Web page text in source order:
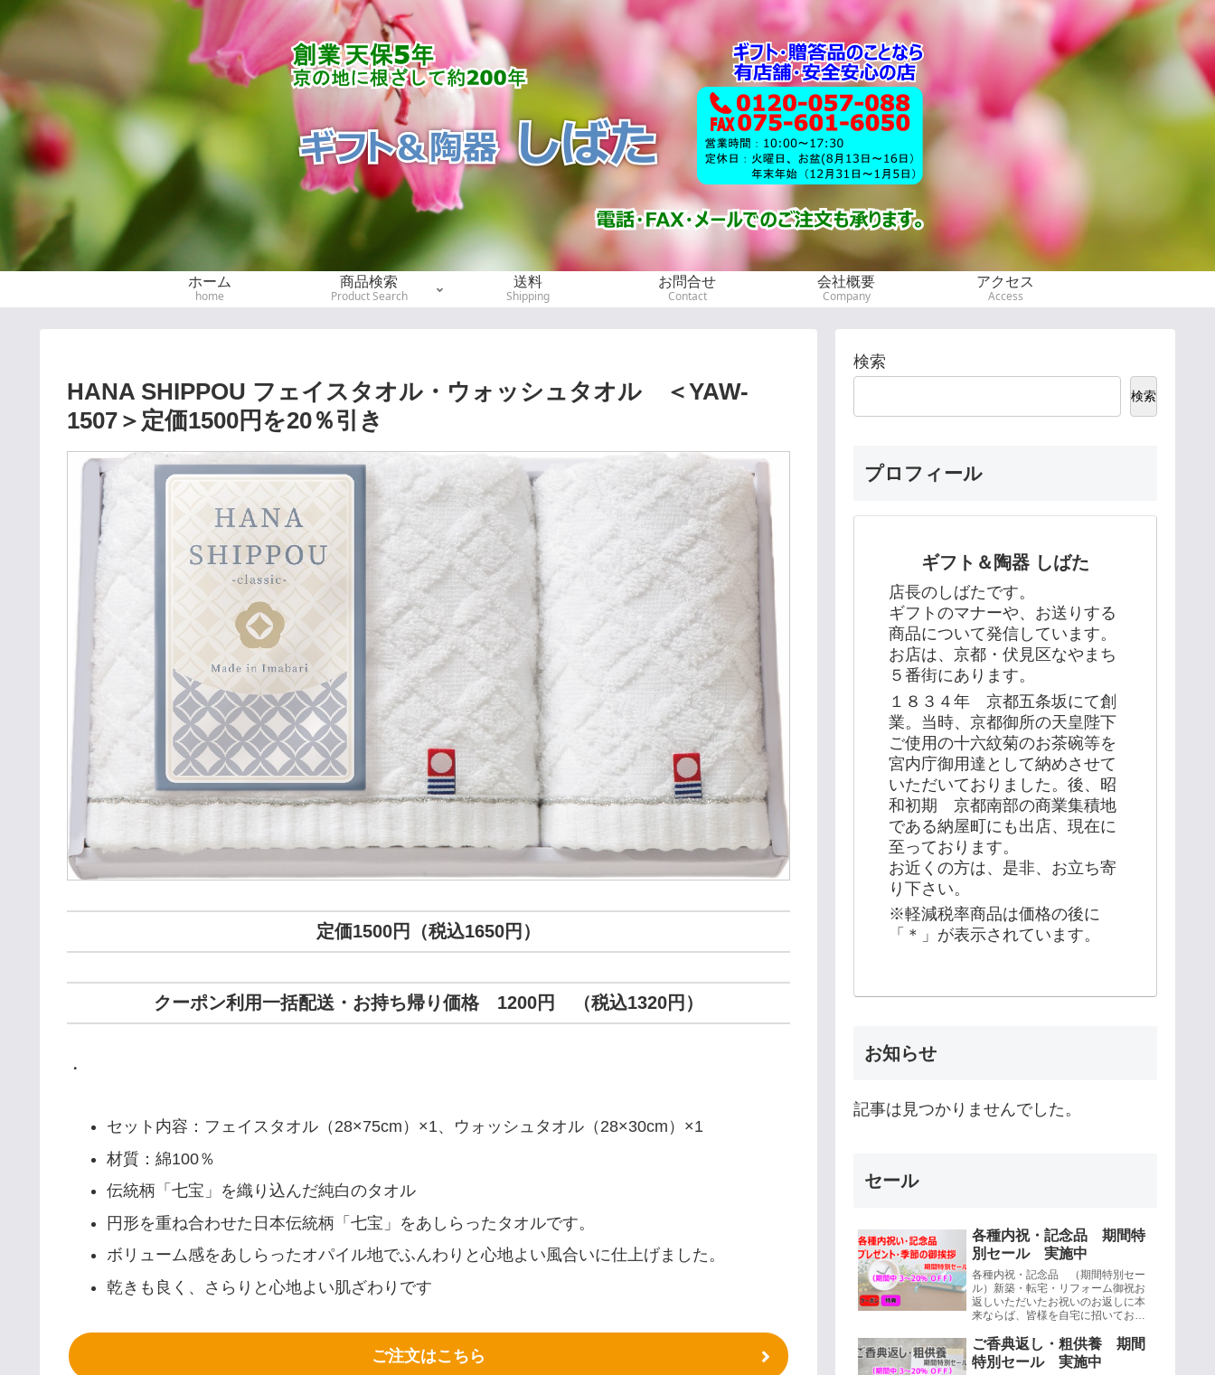
ホーム
home
商品検索
Product Search
送料
Shipping
お問合せ
Contact
会社概要
Company
アクセス
Access
HANA SHIPPOU フェイスタオル・ウォッシュタオル ＜YAW-
1507＞定価1500円を20％引き
定価1500円（税込1650円）
クーポン利用一括配送・お持ち帰り価格 1200円 （税込1320円）
・
セット内容：フェイスタオル（28×75cm）×1、ウォッシュタオル（28×30cm）×1
材質：綿100％
伝統柄「七宝」を織り込んだ純白のタオル
円形を重ね合わせた日本伝統柄「七宝」をあしらったタオルです。
ボリューム感をあしらったオパイル地でふんわりと心地よい風合いに仕上げました。
乾きも良く、さらりと心地よい肌ざわりです
ご注文はこちら
検索
検索
プロフィール
ギフト＆陶器 しばた
店長のしばたです。
ギフトのマナーや、お送りする
商品について発信しています。
お店は、京都・伏見区なやまち
５番街にあります。
１８３４年 京都五条坂にて創
業。当時、京都御所の天皇陛下
ご使用の十六紋菊のお茶碗等を
宮内庁御用達として納めさせて
いただいておりました。後、昭
和初期 京都南部の商業集積地
である納屋町にも出店、現在に
至っております。
お近くの方は、是非、お立ち寄
り下さい。
※軽減税率商品は価格の後に
「＊」が表示されています。
お知らせ
記事は見つかりませんでした。
セール
各種内祝・記念品 期間特
別セール 実施中
各種内祝・記念品 （期間特別セー
ル）新築・転宅・リフォーム御祝お
返しいただいたお祝いのお返しに本
来ならば、皆様を自宅に招いてお披
かったり、実際お客様を呼ぶのはと
ても・・...
ご香典返し・粗供養 期間
特別セール 実施中